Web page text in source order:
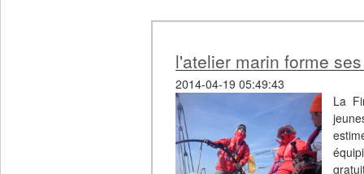
l'atelier marin forme
2014-04-19 05:49:43
La